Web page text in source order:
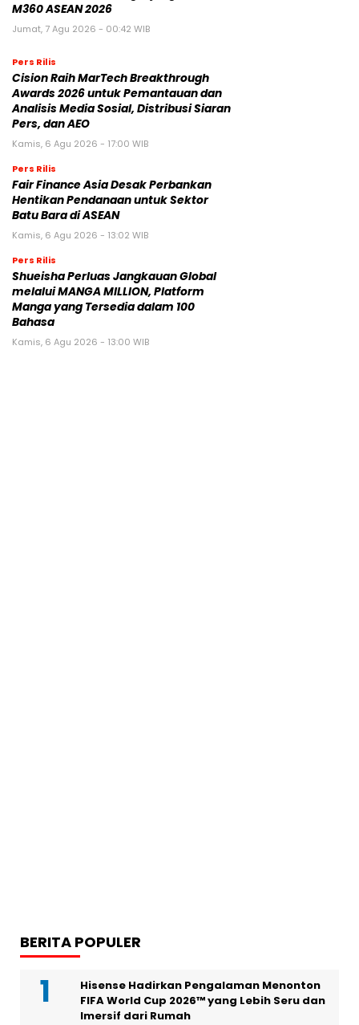
M360 ASEAN 2026
Jumat, 7 Agu 2026 - 00:42 WIB
Pers Rilis
Cision Raih MarTech Breakthrough
Awards 2026 untuk Pemantauan dan
Analisis Media Sosial, Distribusi Siaran
Pers, dan AEO
Kamis, 6 Agu 2026 - 17:00 WIB
Pers Rilis
Fair Finance Asia Desak Perbankan
Hentikan Pendanaan untuk Sektor
Batu Bara di ASEAN
Kamis, 6 Agu 2026 - 13:02 WIB
Pers Rilis
Shueisha Perluas Jangkauan Global
melalui MANGA MILLION, Platform
Manga yang Tersedia dalam 100
Bahasa
Kamis, 6 Agu 2026 - 13:00 WIB
BERITA POPULER
Hisense Hadirkan Pengalaman Menonton
FIFA World Cup 2026™ yang Lebih Seru dan
Imersif dari Rumah